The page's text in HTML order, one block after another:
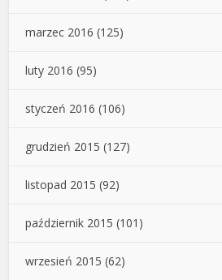
marzec 2016 (125)
luty 2016 (95)
styczeń 2016 (106)
grudzień 2015 (127)
listopad 2015 (92)
październik 2015 (101)
wrzesień 2015 (62)